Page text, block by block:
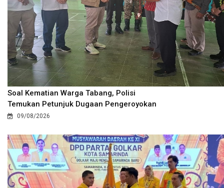
Soal Kematian Warga Tabang, Polisi
Temukan Petunjuk Dugaan Pengeroyokan
09/08/2026